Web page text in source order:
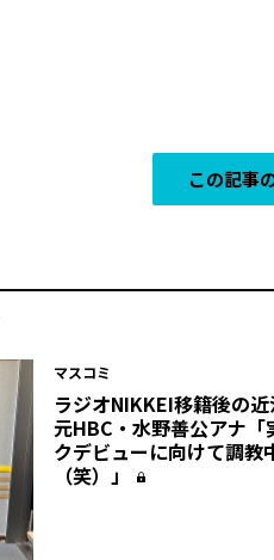
この記事
マスコミ
ラジオNIKKEI移籍後の
元HBC・水野善公アナ「
クデビューに向けて調教
（笑）」